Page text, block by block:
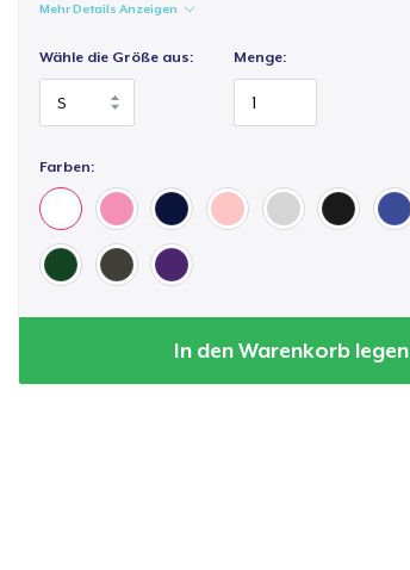
Mehr Details Anzeigen
Wähle die Größe aus: Menge:
Farben:
In den Warenkorb legen